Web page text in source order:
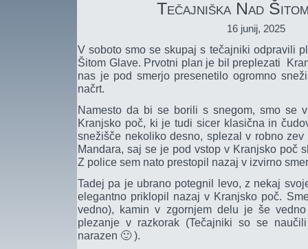
Tečajniška Nad
16 junij, 2025
V soboto smo se skupaj s tečajniki odpravili
Šitom Glave. Prvotni plan je bil preplezati
nas je pod smerjo presenetilo ogromno
načrt.
Namesto da bi se borili s snegom, smo se
Kranjsko poč, ki je tudi sicer klasična in
snežišče nekoliko desno, splezal v robno zev
Mandara, saj se je pod vstop v Kranjsko poč
Z police sem nato prestopil nazaj v izvirno
Tadej pa je ubrano potegnil levo, z nekaj
elegantno priklopil nazaj v Kranjsko poč.
vedno), kamin v zgornjem delu je še
plezanje v razkorak (Tečajniki so se
narazen 🙂 ).